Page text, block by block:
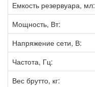
Емкость резервуара, мл:
Мощность, Вт:
Напряжение сети, В:
Частота, Гц:
Вес брутто, кг: